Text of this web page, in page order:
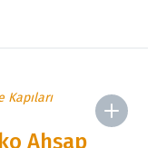
Ahşap